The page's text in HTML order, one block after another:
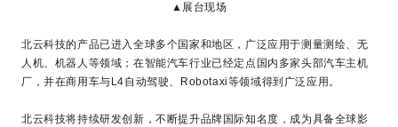
▲展台现场
北云科技的产品已进入全球多个国家和地区，广泛应用于测量测绘、无
人机、机器人等领域；在智能汽车行业已经定点国内多家头部汽车主机
厂，并在商用车与L4自动驾驶、Robotaxi等领域得到广泛应用。
北云科技将持续研发创新，不断提升品牌国际知名度，成为具备全球影